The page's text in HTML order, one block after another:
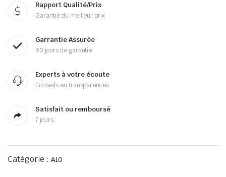
Rapport Qualité/Prix
Garantie du meilleur prix
Garrantie Assurée
90 jours de garantie
Experts à votre écoute
Conseils en transparences
Satisfait ou remboursé
7 jours
Catégorie : A10